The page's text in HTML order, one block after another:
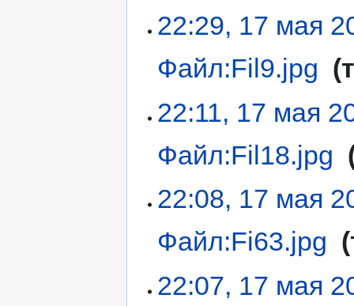
22:29, 17 мая
Файл:Fil9.jpg
22:11, 17 мая
Файл:Fil18.jpg
22:08, 17 мая
Файл:Fi63.jpg
22:07, 17 мая